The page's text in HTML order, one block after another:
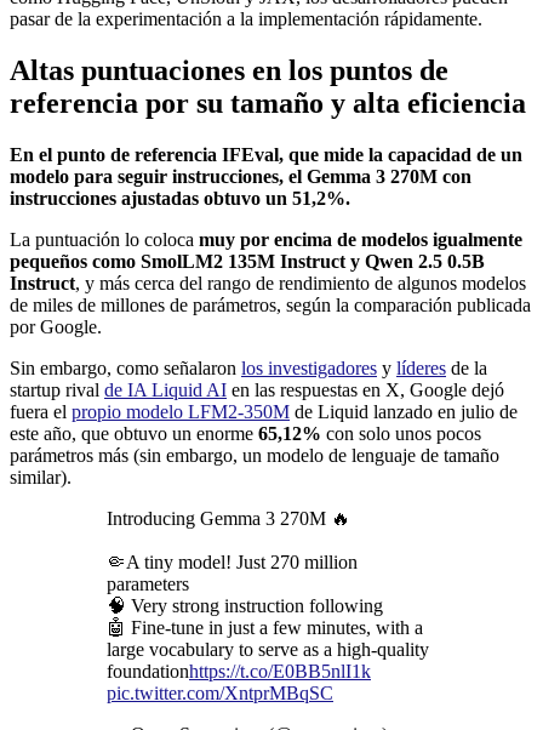
pasar de la experimentación a la implementación rápidamente.
Altas puntuaciones en los puntos de
referencia por su tamaño y alta eficiencia
En el punto de referencia IFEval, que mide la capacidad de un
modelo para seguir instrucciones, el Gemma 3 270M con
instrucciones ajustadas obtuvo un 51,2%.
La puntuación lo coloca muy por encima de modelos igualmente
pequeños como SmolLM2 135M Instruct y Qwen 2.5 0.5B
Instruct, y más cerca del rango de rendimiento de algunos modelos
de miles de millones de parámetros, según la comparación publicada
por Google.
Sin embargo, como señalaron los investigadores y líderes de la
startup rival de IA Liquid AI en las respuestas en X, Google dejó
fuera el propio modelo LFM2-350M de Liquid lanzado en julio de
este año, que obtuvo un enorme 65,12% con solo unos pocos
parámetros más (sin embargo, un modelo de lenguaje de tamaño
similar).
Introducing Gemma 3 270M 🔥
🤏A tiny model! Just 270 million
parameters
🧠 Very strong instruction following
🤖 Fine-tune in just a few minutes, with a
large vocabulary to serve as a high-quality
foundationhttps://t.co/E0BB5nlI1k
pic.twitter.com/XntprMBqSC